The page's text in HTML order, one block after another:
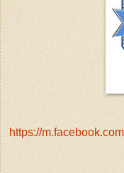
https://